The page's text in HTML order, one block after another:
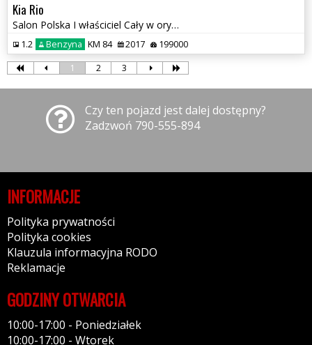
Kia Rio
Salon Polska I właściciel Cały w oryginale ZAMIANA GWARANCJA!
1.2 Benzyna KM 84 2017 199000
1 2 3
Czy ten pojazd jest dalej dostępny?
Zadzwoń 790-555-894
INFORMACJE
Polityka prywatności
Polityka cookies
Klauzula informacyjna RODO
Reklamacje
GODZINY OTWARCIA
10:00-17:00 - Poniedziałek
10:00-17:00 - Wtorek